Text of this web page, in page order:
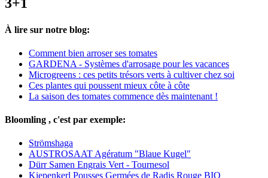
3+1
À lire sur notre blog:
Comment bien arroser ses tomates
GARDENA - Systèmes d'arrosage pour les vacances
Microgreens : ces petits trésors verts à cultiver chez soi
Ces plantes qui poussent mieux côte à côte
La saison des tomates commence dès maintenant !
Bloomling , c'est par exemple:
Strömshaga
AUSTROSAAT Agératum "Blaue Kugel"
Dürr Samen Engrais Vert - Tournesol
Kiepenkerl Pousses Germées de Radis Rouge BIO